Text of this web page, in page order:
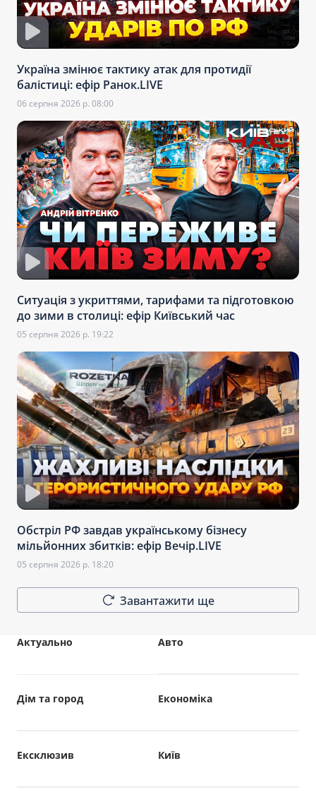
Україна змінює тактику атак для протидії
балістиці: ефір Ранок.LIVE
06 серпня 2026 р. 08:00
Ситуація з укриттями, тарифами та підготовкою
до зими в столиці: ефір Київський час
05 серпня 2026 р. 19:22
Обстріл РФ завдав українському бізнесу
мільйонних збитків: ефір Вечір.LIVE
05 серпня 2026 р. 18:20
Завантажити ще
Авто
Актуально
Дім та город Економіка
Ексклюзив Київ